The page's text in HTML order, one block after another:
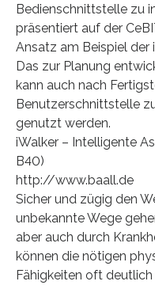
Bedienschnittstelle zu
präsentiert auf der
Ansatz am Beispiel der
Das zur Planung
kann auch nach
Benutzerschnittstelle
genutzt werden.
iWalker – Intelligente
B40)
http://www.baall.de
Sicher und zügig den
unbekannte Wege
aber auch durch
können die nötigen
Fähigkeiten oft